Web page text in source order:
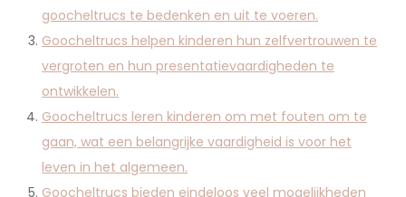
goocheltrucs te bedenken en uit te voeren.
Goocheltrucs helpen kinderen hun zelfvertrouwen te
vergroten en hun presentatievaardigheden te
ontwikkelen.
Goocheltrucs leren kinderen om met fouten om te
gaan, wat een belangrijke vaardigheid is voor het
leven in het algemeen.
Goocheltrucs bieden eindeloos veel mogelijkheden